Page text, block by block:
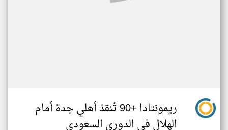
ريمونتادا +90 تُنقذ أهلي جدة أمام
الهلال في الدوري السعودي